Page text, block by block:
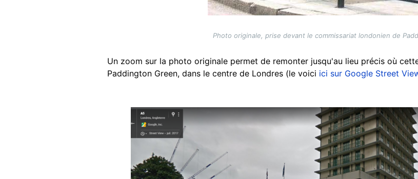
Photo originale, prise devant le commissariat londonien de
Un zoom sur la photo originale permet de remonter jusqu'au lieu précis où
Paddington Green, dans le centre de Londres (le voici ici sur Google Street